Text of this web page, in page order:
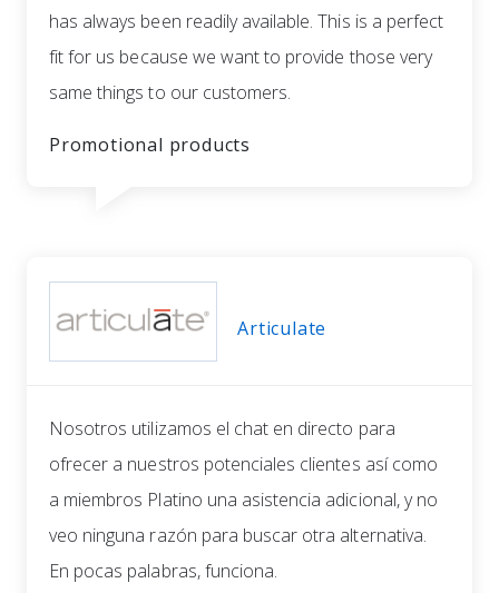
has always been readily available. This is a perfect
fit for us because we want to provide those very
same things to our customers.
Promotional products
Articulate
Nosotros utilizamos el chat en directo para
ofrecer a nuestros potenciales clientes así como
a miembros Platino una asistencia adicional, y no
veo ninguna razón para buscar otra alternativa.
En pocas palabras, funciona.